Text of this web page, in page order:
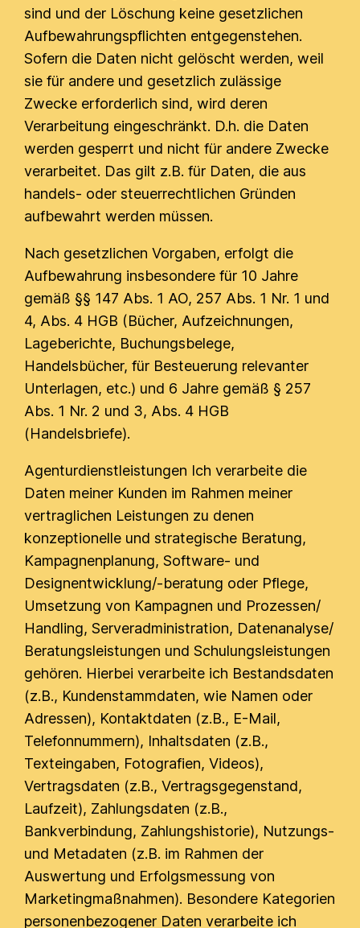
sind und der Löschung keine gesetzlichen
Aufbewahrungspflichten entgegenstehen.
Sofern die Daten nicht gelöscht werden, weil
sie für andere und gesetzlich zulässige
Zwecke erforderlich sind, wird deren
Verarbeitung eingeschränkt. D.h. die Daten
werden gesperrt und nicht für andere Zwecke
verarbeitet. Das gilt z.B. für Daten, die aus
handels- oder steuerrechtlichen Gründen
aufbewahrt werden müssen.
Nach gesetzlichen Vorgaben, erfolgt die
Aufbewahrung insbesondere für 10 Jahre
gemäß §§ 147 Abs. 1 AO, 257 Abs. 1 Nr. 1 und
4, Abs. 4 HGB (Bücher, Aufzeichnungen,
Lageberichte, Buchungsbelege,
Handelsbücher, für Besteuerung relevanter
Unterlagen, etc.) und 6 Jahre gemäß § 257
Abs. 1 Nr. 2 und 3, Abs. 4 HGB
(Handelsbriefe).
Agenturdienstleistungen Ich verarbeite die
Daten meiner Kunden im Rahmen meiner
vertraglichen Leistungen zu denen
konzeptionelle und strategische Beratung,
Kampagnenplanung, Software- und
Designentwicklung/-beratung oder Pflege,
Umsetzung von Kampagnen und Prozessen/
Handling, Serveradministration, Datenanalyse/
Beratungsleistungen und Schulungsleistungen
gehören. Hierbei verarbeite ich Bestandsdaten
(z.B., Kundenstammdaten, wie Namen oder
Adressen), Kontaktdaten (z.B., E-Mail,
Telefonnummern), Inhaltsdaten (z.B.,
Texteingaben, Fotografien, Videos),
Vertragsdaten (z.B., Vertragsgegenstand,
Laufzeit), Zahlungsdaten (z.B.,
Bankverbindung, Zahlungshistorie), Nutzungs-
und Metadaten (z.B. im Rahmen der
Auswertung und Erfolgsmessung von
Marketingmaßnahmen). Besondere Kategorien
personenbezogener Daten verarbeite ich